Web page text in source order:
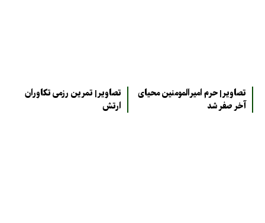
تصاویر| حرم امیرالمومنین محیای
آخر صفر شد
تصاویر| تمرین رزمی تکاوران
ارتش